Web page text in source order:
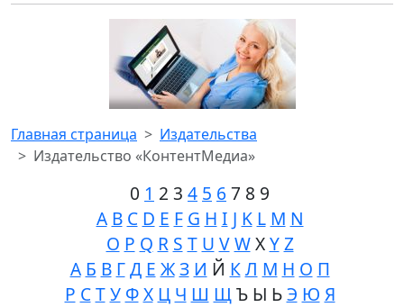
Главная страница
Издательства
Издательство «КонтентМедиа»
0 1 2 3 4 5 6 7 8 9
A B C D E F G H I J K L M N
O P Q R S T U V WXY Z
А Б В Г Д Е Ж З И Й К Л М Н О П
Р С Т У Ф Х Ц Ч Ш ЩЪ Ы ЬЭ Ю Я